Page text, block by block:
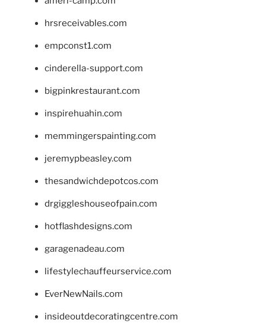
hrsreceivables.com
empconst1.com
cinderella-support.com
bigpinkrestaurant.com
inspirehuahin.com
memmingerspainting.com
jeremypbeasley.com
thesandwichdepotcos.com
drgiggleshouseofpain.com
hotflashdesigns.com
garagenadeau.com
lifestylechauffeurservice.com
EverNewNails.com
insideoutdecoratingcentre.com